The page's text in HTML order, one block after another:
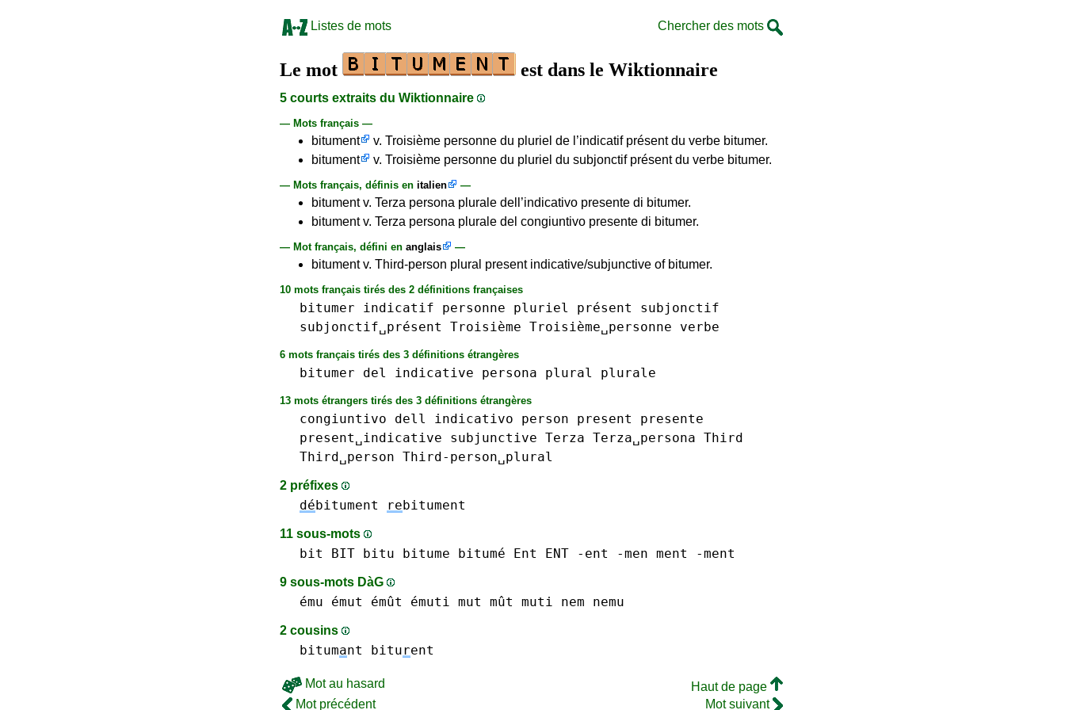
Listes de mots Chercher des mots
Le mot est dans le Wiktionnaire
5 courts extraits du Wiktionnaire
— Mots français —
bitument
v. Troisième personne du pluriel de l’indicatif présent du verbe bitumer.
bitument
v. Troisième personne du pluriel du subjonctif présent du verbe bitumer.
— Mots français, définis en italien —
bitument v. Terza persona plurale dell’indicativo presente di bitumer.
bitument v. Terza persona plurale del congiuntivo presente di bitumer.
— Mot français, défini en anglais —
bitument v. Third-person plural present indicative/subjunctive of bitumer.
10 mots français tirés des 2 définitions françaises
bitumer indicatif personne pluriel présent
subjonctif
subjonctif␣présent
Troisième Troisième␣personne verbe
6 mots français tirés des 3 définitions étrangères
bitumer del indicative persona plural plurale
13 mots étrangers tirés des 3 définitions étrangères
congiuntivo dell indicativo person present
presente
present␣indicative
subjunctive Terza Terza␣persona Third
Third␣person Third-person␣plural
2 préfixes
débitument rebitument
11 sous-mots
bit BIT bitu bitume bitumé Ent ENT -ent -men ment -ment
9 sous-mots DàG
ému émut émût émuti mut mût muti nem nemu
2 cousins
bitumant biturent
Mot au hasard
Haut de page
Mot précédent
Mot suivant